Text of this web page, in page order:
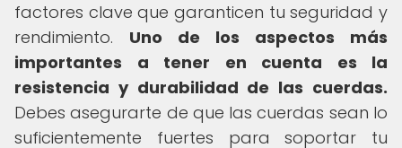
factores clave que garanticen tu seguridad y
rendimiento. Uno de los aspectos más
importantes a tener en cuenta es la
resistencia y durabilidad de las cuerdas.
Debes asegurarte de que las cuerdas sean lo
suficientemente fuertes para soportar tu